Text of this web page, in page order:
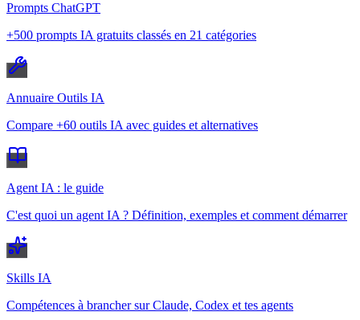
Prompts ChatGPT
+500 prompts IA gratuits classés en 21 catégories
Annuaire Outils IA
Compare +60 outils IA avec guides et alternatives
Agent IA : le guide
C'est quoi un agent IA ? Définition, exemples et comment démarrer
Skills IA
Compétences à brancher sur Claude, Codex et tes agents